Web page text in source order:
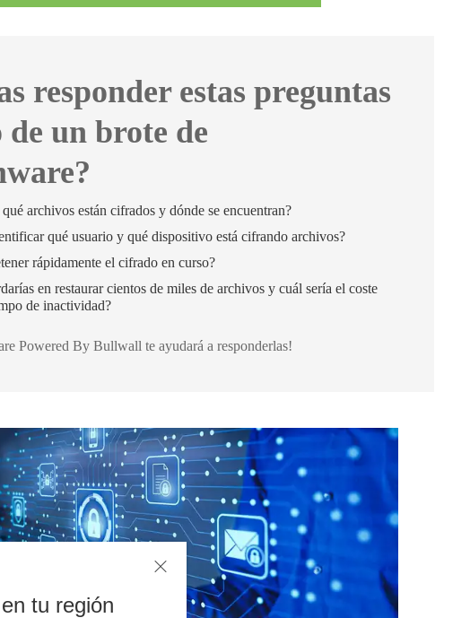
tu región
responder estas preguntas
de un brote de
archivos están cifrados y dónde se encuentran?
qué usuario y qué dispositivo está cifrando archivos?
rápidamente el cifrado en curso?
en restaurar cientos de miles de archivos y cuál sería el coste
de inactividad?
Powered By Bullwall te ayudará a responderlas!